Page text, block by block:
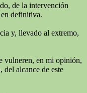
de la intervención
definitiva.
y, llevado al extremo,
vulneren, en mi opinión,
del alcance de este